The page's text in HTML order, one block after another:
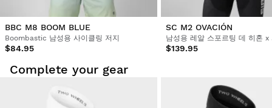
BBC M8 BOOM BLUE
Boombastic 남성용 사이클링 저지
$84.95
SC M2 OVACIÓN
$139.95
Complete your gear